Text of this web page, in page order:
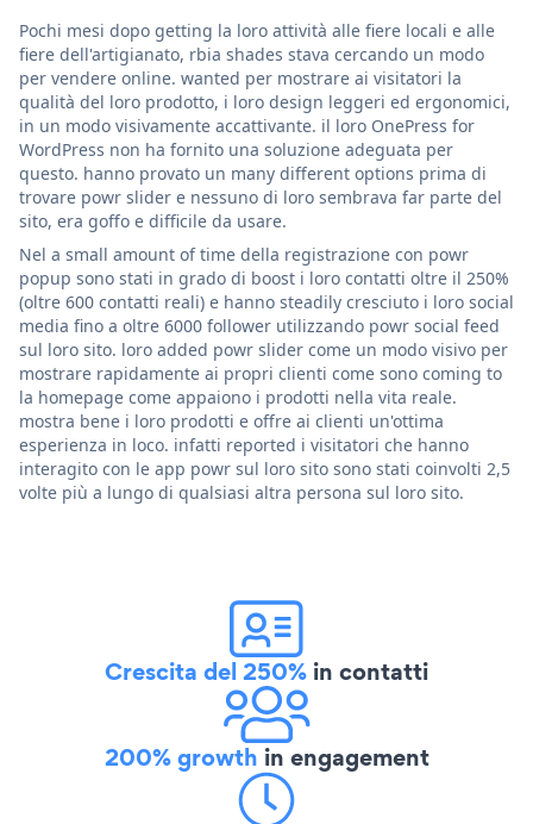
Pochi mesi dopo getting la loro attività alle fiere locali e alle
fiere dell'artigianato, rbia shades stava cercando un modo
per vendere online. wanted per mostrare ai visitatori la
qualità del loro prodotto, i loro design leggeri ed ergonomici,
in un modo visivamente accattivante. il loro OnePress for
WordPress non ha fornito una soluzione adeguata per
questo. hanno provato un many different options prima di
trovare powr slider e nessuno di loro sembrava far parte del
sito, era goffo e difficile da usare.
Nel a small amount of time della registrazione con powr
popup sono stati in grado di boost i loro contatti oltre il 250%
(oltre 600 contatti reali) e hanno steadily cresciuto i loro social
media fino a oltre 6000 follower utilizzando powr social feed
sul loro sito. loro added powr slider come un modo visivo per
mostrare rapidamente ai propri clienti come sono coming to
la homepage come appaiono i prodotti nella vita reale.
mostra bene i loro prodotti e offre ai clienti un'ottima
esperienza in loco. infatti reported i visitatori che hanno
interagito con le app powr sul loro sito sono stati coinvolti 2,5
volte più a lungo di qualsiasi altra persona sul loro sito.
Crescita del 250% in contatti
200% growth in engagement